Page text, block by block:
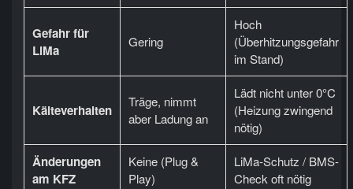
Gefahr für
LiMa
Gering
Hoch
(Überhitzungsgefahr
im Stand)
Kälteverhalten
Träge, nimmt
aber Ladung an
Lädt nicht unter 0°C
(Heizung zwingend
nötig)
Änderungen
am KFZ
Keine (Plug &
Play)
LiMa-Schutz / BMS-
Check oft nötig